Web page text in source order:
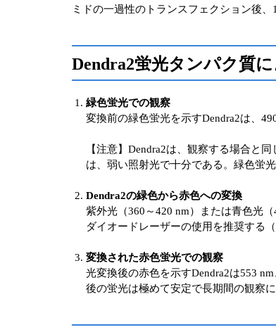
ミドの一過性のトランスフェクション後
Dendra2蛍光タンパク質
緑色蛍光での観察
変換前の緑色蛍光を示すDendra2は、
【注意】Dendra2は、観察する場合と
は、弱い照射光で十分である。緑色蛍
Dendra2の緑色から赤色への変換
紫外光（360～420 nm）または青色光
ダイオードレーザーの使用を推奨する
変換された赤色蛍光での観察
光変換後の赤色を示すDendra2は553
後の蛍光は極めて安定で長期間の観察に